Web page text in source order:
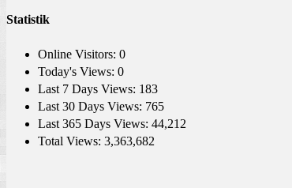
Statistik
Online Visitors: 0
Today's Views: 0
Last 7 Days Views: 183
Last 30 Days Views: 765
Last 365 Days Views: 44,212
Total Views: 3,363,682